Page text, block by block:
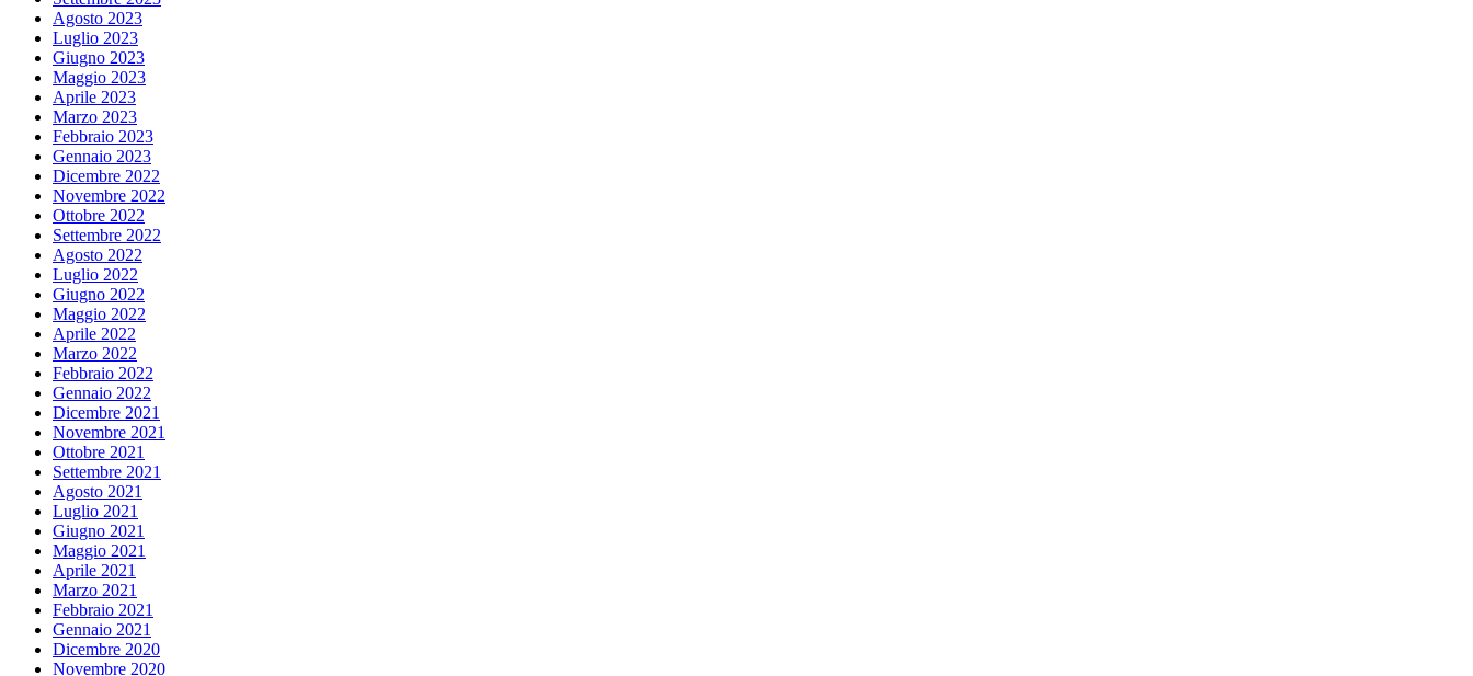
Agosto 2023
Luglio 2023
Giugno 2023
Maggio 2023
Aprile 2023
Marzo 2023
Febbraio 2023
Gennaio 2023
Dicembre 2022
Novembre 2022
Ottobre 2022
Settembre 2022
Agosto 2022
Luglio 2022
Giugno 2022
Maggio 2022
Aprile 2022
Marzo 2022
Febbraio 2022
Gennaio 2022
Dicembre 2021
Novembre 2021
Ottobre 2021
Settembre 2021
Agosto 2021
Luglio 2021
Giugno 2021
Maggio 2021
Aprile 2021
Marzo 2021
Febbraio 2021
Gennaio 2021
Dicembre 2020
Novembre 2020